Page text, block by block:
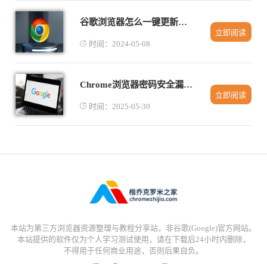
谷歌浏览器怎么一键更新所有扩展
时间：2024-05-08
立即阅读
Chrome浏览器密码安全漏洞修复方法
时间：2025-05-30
立即阅读
本站为第三方浏览器资源整理与教程分享站，非谷歌(Google)官方网站。
本站提供的软件仅为个人学习测试使用，请在下载后24小时内删除，
不得用于任何商业用途，否则后果自负。